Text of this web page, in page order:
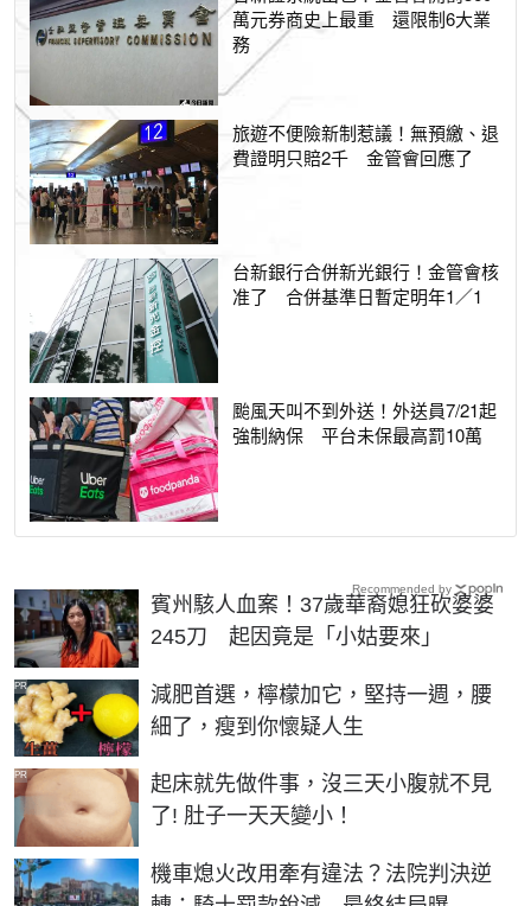
萬元券商史上最重 還限制6大業
務
旅遊不便險新制惹議！無預繳、退
費證明只賠2千 金管會回應了
台新銀行合併新光銀行！金管會核
准了 合併基準日暫定明年1／1
颱風天叫不到外送！外送員7/21起
強制納保 平台未保最高罰10萬
賓州駭人血案！37歲華裔媳狂砍婆婆
245刀 起因竟是「小姑要來」
減肥首選，檸檬加它，堅持一週，腰
細了，瘦到你懷疑人生
PR
起床就先做件事，沒三天小腹就不見
了! 肚子一天天變小！
PR
機車熄火改用牽有違法？法院判決逆
Recommended by